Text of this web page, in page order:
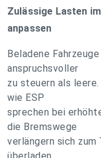
Zulässige Lasten
anpassen
Beladene
anspruchsvoller
zu steuern als
wie ESP
sprechen bei
die Bremswege
verlängern sich